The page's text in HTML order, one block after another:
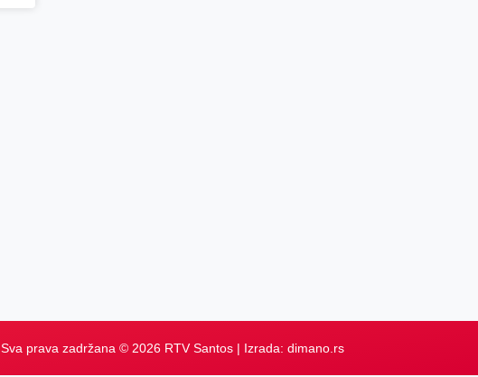
Sva prava zadržana © 2026 RTV Santos | Izrada: dimano.rs